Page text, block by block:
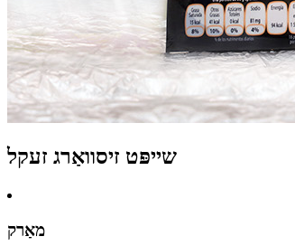
שייפּט זיסוואַרג זעקל
מאַרק